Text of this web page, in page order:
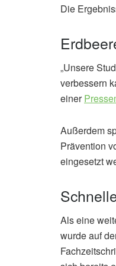
Die
„Unsere
verbessern
einer
Außerdem
Prävention
eingesetzt
Als eine
wurde auf